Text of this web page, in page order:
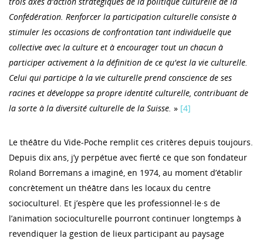
Confédération. Renforcer la participation culturelle consiste à
stimuler les occasions de confrontation tant individuelle que
collective avec la culture et à encourager tout un chacun à
participer activement à la définition de ce qu'est la vie culturelle.
Celui qui participe à la vie culturelle prend conscience de ses
racines et développe sa propre identité culturelle, contribuant de
la sorte à la diversité culturelle de la Suisse. » [4]
Le théâtre du Vide-Poche remplit ces critères depuis toujours.
Depuis dix ans, j’y perpétue avec fierté ce que son fondateur
Roland Borremans a imaginé, en 1974, au moment d’établir
concrètement un théâtre dans les locaux du centre
socioculturel. Et j’espère que les professionnel·le·s de
l’animation socioculturelle pourront continuer longtemps à
revendiquer la gestion de lieux participant au paysage